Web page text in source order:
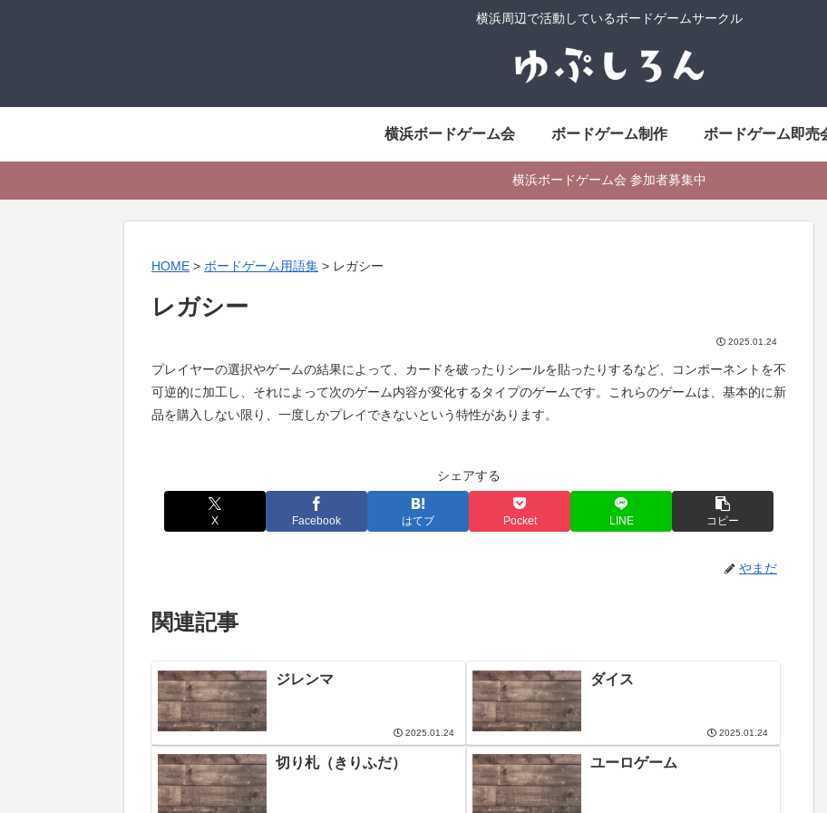
横浜周辺で活動しているボードゲームサークル
横浜ボードゲーム会 ボードゲーム制作 ボードゲーム即売
横浜ボードゲーム会 参加者募集中
HOME > ボードゲーム用語集 > レガシー
レガシー
2025.01.24
プレイヤーの選択やゲームの結果によって、カードを破ったりシールを貼ったりするなど、コンポーネントを不
可逆的に加工し、それによって次のゲーム内容が変化するタイプのゲームです。これらのゲームは、基本的に新
品を購入しない限り、一度しかプレイできないという特性があります。
シェアする
X Facebook はてブ Pocket LINE コピー
やまだ
関連記事
ジレンマ
2025.01.24
ダイス
2025.01.24
切り札（きりふだ） ユーロゲーム